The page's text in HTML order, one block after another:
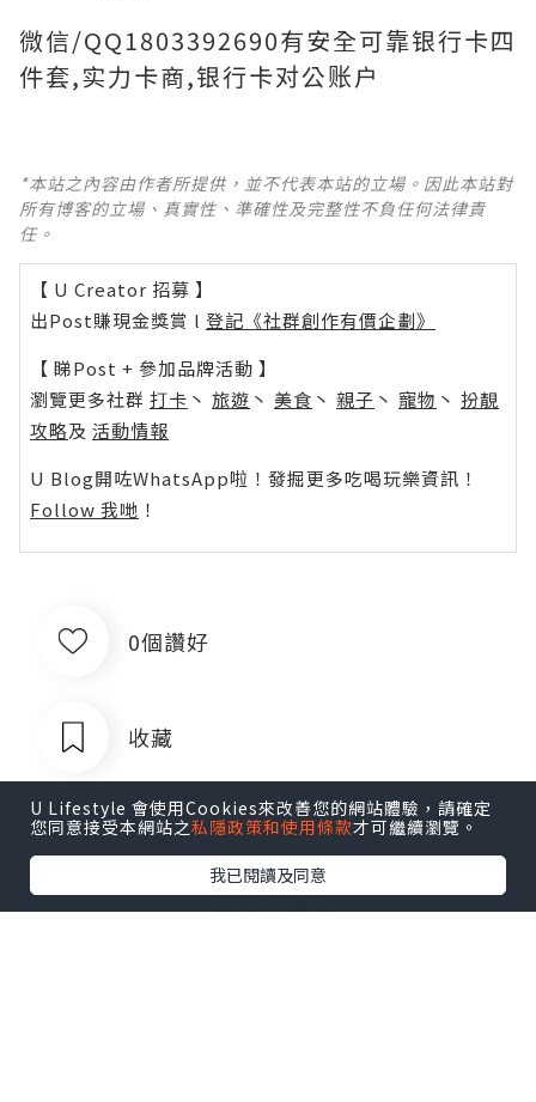
微信/QQ1803392690有安全可靠银行卡四
件套,实力卡商,银行卡对公账户
*本站之內容由作者所提供，並不代表本站的立場。因此本站對
所有博客的立場、真實性、準確性及完整性不負任何法律責
任。
【 U Creator 招募 】
出Post賺現金獎賞 l 登記《社群創作有價企劃》
【 睇Post + 參加品牌活動 】
瀏覽更多社群 打卡 丶 旅遊 丶 美食 丶 親子 丶 寵物 丶 扮靚
攻略及 活動情報
U Blog開咗WhatsApp啦！發掘更多吃喝玩樂資訊！
Follow 我哋 ！
0個讚好
收藏
U Lifestyle 會使用Cookies來改善您的網站體驗，請確定
您同意接受本網站之私隱政策和使用條款才可繼續瀏覽。
我已閱讀及同意